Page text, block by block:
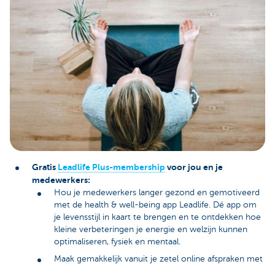
Gratis Leadlife Plus-membership voor jou en je
medewerkers:
Hou je medewerkers langer gezond en gemotiveerd
met de health & well-being app Leadlife. Dé app om
je levensstijl in kaart te brengen en te ontdekken hoe
kleine verbeteringen je energie en welzijn kunnen
optimaliseren, fysiek en mentaal.
Maak gemakkelijk vanuit je zetel online afspraken met